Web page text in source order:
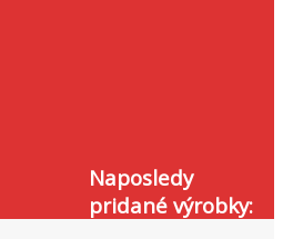
Naposledy
pridané výrobky: